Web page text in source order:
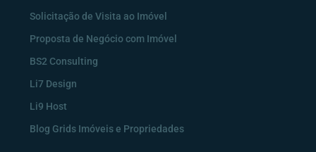
Solicitação de Visita ao Imóvel
Proposta de Negócio com Imóvel
BS2 Consulting
Li7 Design
Li9 Host
Blog Grids Imóveis e Propriedades